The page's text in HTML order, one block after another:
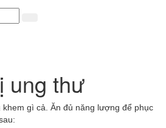
ung thư
gì cả. Ăn đủ năng lượng để phục